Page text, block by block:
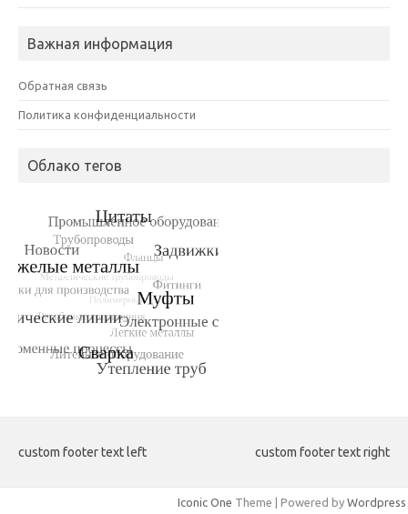
Важная информация
Обратная связь
Политика конфиденциальности
Облако тегов
custom footer text left custom footer text right
Iconic One Theme | Powered by Wordpress